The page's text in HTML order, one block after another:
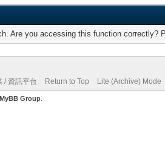
Are you accessing this function correctly?
/ 資訊平台 Return to Top Lite (Archive) Mode
MyBB Group